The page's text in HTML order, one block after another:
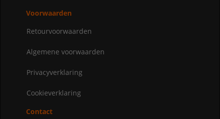
Voorwaarden
Retourvoorwaarden
Algemene voorwaarden
Privacyverklaring
Cookieverklaring
Contact